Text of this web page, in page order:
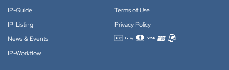
IP-Guide
IP-Listing
News & Events
IP-Workflow
Terms of Use
Privacy Policy
Accepted payment methods